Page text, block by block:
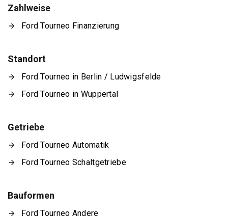
Zahlweise
Ford Tourneo Finanzierung
Standort
Ford Tourneo in Berlin / Ludwigsfelde
Ford Tourneo in Wuppertal
Getriebe
Ford Tourneo Automatik
Ford Tourneo Schaltgetriebe
Bauformen
Ford Tourneo Andere